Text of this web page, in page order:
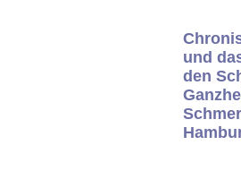
und
den